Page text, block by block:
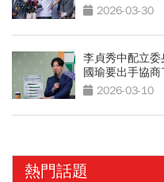
2026-03-30
李貞秀中配立
國瑜要出手協
2026-03-10
熱門話題